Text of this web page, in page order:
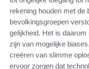
rekening houden met de
bevolkingsgroepen
gelijkheid. Het is
zijn van mogelijke
creëren van slimme
ervoor zorgen dat